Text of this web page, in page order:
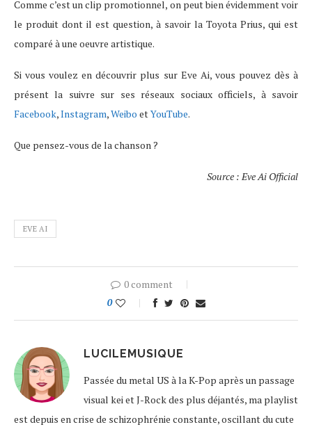
Comme c’est un clip promotionnel, on peut bien évidemment voir
le produit dont il est question, à savoir la Toyota Prius, qui est
comparé à une oeuvre artistique.
Si vous voulez en découvrir plus sur Eve Ai, vous pouvez dès à
présent la suivre sur ses réseaux sociaux officiels, à savoir
Facebook,Instagram,Weibo etYouTube.
Que pensez-vous de la chanson ?
Source : Eve Ai Official
EVE AI
0 comment
0
LUCILEMUSIQUE
Passée du metal US à la K-Pop après un passage
visual kei et J-Rock des plus déjantés, ma playlist
est depuis en crise de schizophrénie constante, oscillant du cute